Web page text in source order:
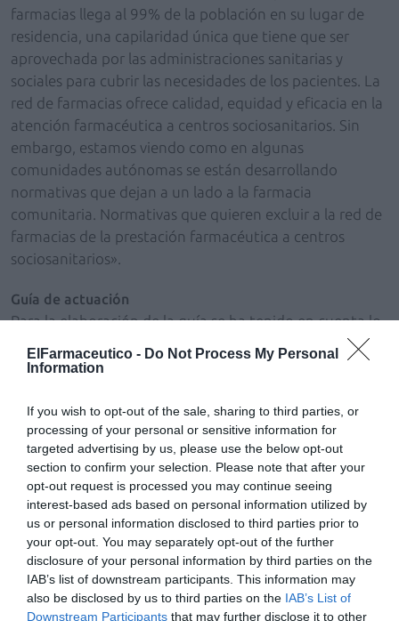
ElFarmaceutico - Do Not Process My Personal
Information
If you wish to opt-out of the sale, sharing to third parties, or
processing of your personal or sensitive information for
targeted advertising by us, please use the below opt-out
section to confirm your selection. Please note that after your
opt-out request is processed you may continue seeing
interest-based ads based on personal information utilized by
us or personal information disclosed to third parties prior to
your opt-out. You may separately opt-out of the further
disclosure of your personal information by third parties on the
IAB’s list of downstream participants. This information may
also be disclosed by us to third parties on the IAB’s List of
Downstream Participants that may further disclose it to other
farmacias llega al 99% de la población en su lugar de
residencia, una capilaridad única que tiene que ser
aprovechada por las administraciones sanitarias y
sociales para cubrir las necesidades de los pacientes. La
red de farmacias ofrece calidad, equidad y eficacia en la
atención farmacéutica a centros sociosanitarios. Sin
embargo, estamos viendo como en algunas
comunidades autónomas se están desarrollando
normativas que dejan a un lado a la farmacia
comunitaria. Normativas que quieren excluir a la red de
farmacias de la prestación farmacéutica a centros
sociosanitarios».
Guía de actuación
Para la elaboración de la guía se ha tenido en cuenta lo
16/2012 en el que se recoge que será obligatorio el
propio en todos los hospitales y centros psiquiátricos de
cien o más camas, así como en los centros de asistencia
social con este mismo número de camas en régimen de
asistidos.
Esta normativa establece, además, que los centros
hospitalarios, los centros de asistencia social que
presten asistencia sanitaria específica y los centros
psiquiátricos que no cuenten con un servicio de
farmacia hospitalaria propio y que no estén obligados a